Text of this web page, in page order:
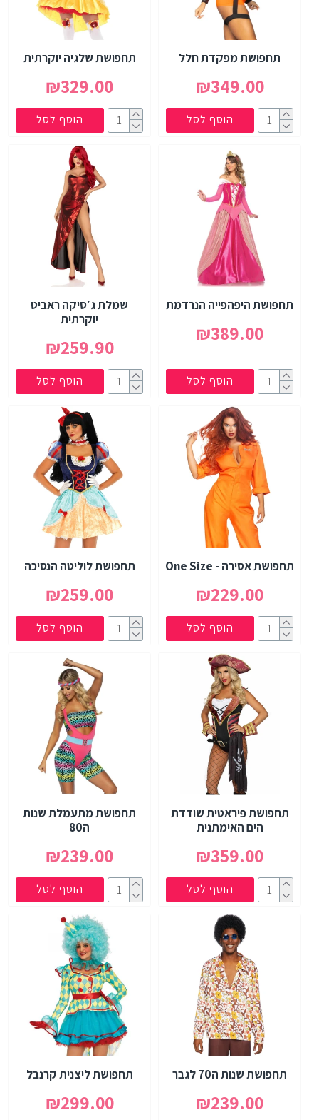
תחפושת מפקדת חלל
₪349.00
הוסף לסל
תחפושת שלגיה יוקרתית
₪329.00
הוסף לסל
תחפושת היפהפייה הנרדמת
₪389.00
הוסף לסל
שמלת ג׳סיקה ראביט
יוקרתית
₪259.90
הוסף לסל
תחפושת אסירה - One Size
₪229.00
הוסף לסל
תחפושת לוליטה הנסיכה
₪259.00
הוסף לסל
תחפושת פיראטית שודדת
הים האימתנית
₪359.00
הוסף לסל
תחפושת מתעמלת שנות
ה80
₪239.00
הוסף לסל
תחפושת שנות ה70 לגבר
₪239.00
תחפושת ליצנית קרנבל
₪299.00